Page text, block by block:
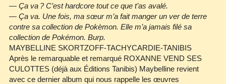
—Ça va ? C’est hardcore tout ce que t’as avalé.
—Ça va. Une fois, ma sœur m’a fait manger un ver de terre
contre sa collection de Pokèmon. Elle m’a jamais filé sa
collection de Pokémon. Burp.
MAYBELLINE SKORTZOFF‐TACHYCARDIE‐TANIBIS
Après le remarquable et remarqué ROXANNE VEND SES
CULOTTES (déjà aux Éditions Tanibis) Maybelline revient
avec ce dernier album qui nous rappelle les œuvres